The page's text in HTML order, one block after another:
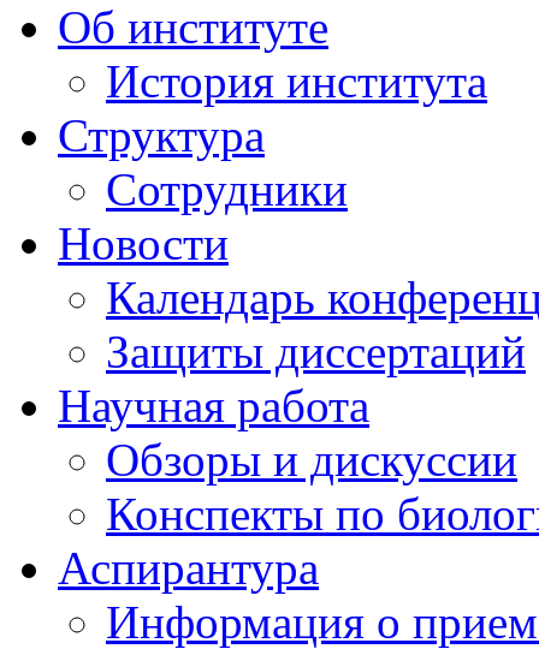
Об институте
История института
Структура
Сотрудники
Новости
Календарь
Защиты диссертаций
Научная работа
Обзоры и дискуссии
Конспекты по
Аспирантура
Информация о